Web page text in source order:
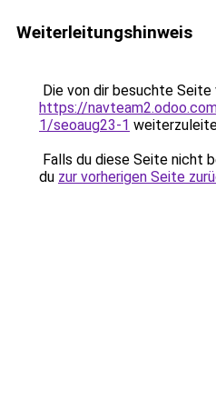
Weiterleitungshinweis
Die von dir besuchte Seite
https://
1/seoaug23-1
Falls du diese Seite nicht
du zur vorherigen Seite